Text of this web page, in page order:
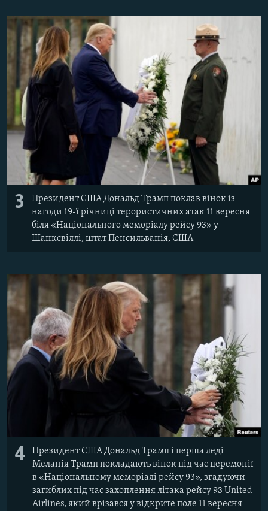
3
Президент США Дональд Трамп поклав вінок із
нагоди 19-ї річниці терористичних атак 11 вересня
біля «Національного меморіалу рейсу 93» у
Шанксвіллі, штат Пенсильванія, США
4
Президент США Дональд Трамп і перша леді
Меланія Трамп покладають вінок під час церемонії
в «Національному меморіалі рейсу 93», згадуючи
загиблих під час захоплення літака рейсу 93 United
Airlines, який врізався у відкрите поле 11 вересня